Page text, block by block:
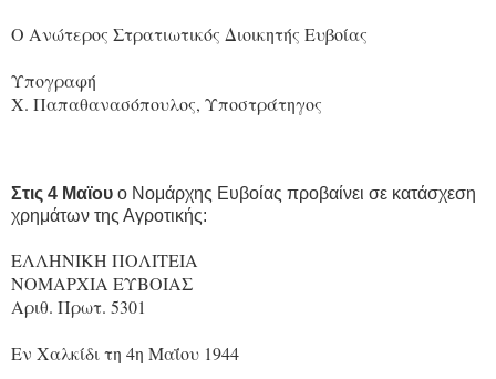
Ο Ανώτερος Στρατιωτικός Διοικητής Ευβοίας
Υπογραφή
Χ. Παπαθανασόπουλος, Υποστράτηγος
Στις 4 Μαϊου ο Νομάρχης Ευβοίας προβαίνει σε κατάσχεση
χρημάτων της Αγροτικής:
ΕΛΛΗΝΙΚΗ ΠΟΛΙΤΕΙΑ
ΝΟΜΑΡΧΙΑ ΕΥΒΟΙΑΣ
Αριθ. Πρωτ. 5301
Εν Χαλκίδι τη 4η Μαΐου 1944